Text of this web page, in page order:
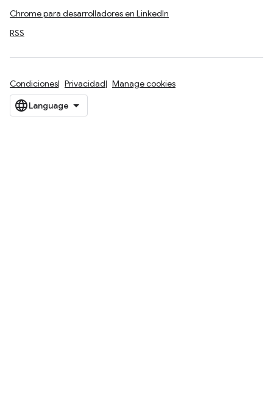
Chrome para desarrolladores en LinkedIn
RSS
Condiciones Privacidad Manage cookies